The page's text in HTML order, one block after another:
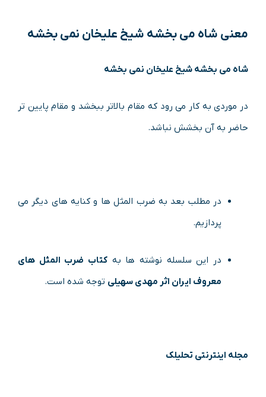
معنی شاه می بخشه شیخ علیخان نمی بخشه
شاه می بخشه شیخ علیخان نمی بخشه
در موردی به کار می رود که مقام بالاتر ببخشد و مقام پایین تر
حاضر به آن بخشش نباشد.
در مطلب بعد به ضرب المثل ها و کنایه های دیگر می
پردازیم.
در این سلسله نوشته ها به کتاب ضرب المثل های
معروف ایران اثر مهدی سهیلی توجه شده است.
مجله اینترنتی تحلیلک